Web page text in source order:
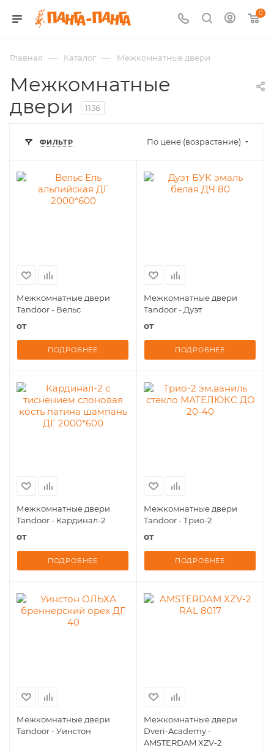
0
Главная — Каталог — Межкомнатные двери
Межкомнатные
двери
1136
ФИЛЬТР По цене (возрастание)
Межкомнатные двери
Tandoor - Вельс
от
ПОДРОБНЕЕ
Межкомнатные двери
Tandoor - Дуэт
от
ПОДРОБНЕЕ
Межкомнатные двери
Tandoor - Кардинал-2
от
ПОДРОБНЕЕ
Межкомнатные двери
Tandoor - Трио-2
от
ПОДРОБНЕЕ
Межкомнатные двери
Tandoor - Уинстон
Межкомнатные двери
Dveri-Academy -
AMSTERDAM XZV-2